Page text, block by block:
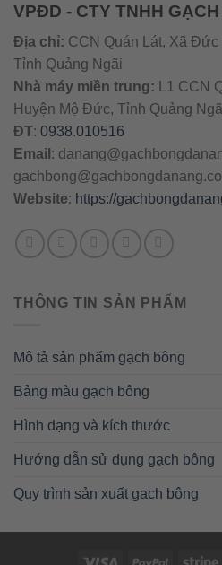
VPĐD - CTY TNHH
Địa chỉ: CCN Quán Lát, Xã
Tỉnh Quảng Ngãi
Nhà máy miền trung: L1 CCN
Huyện Mộ Đức, Tỉnh Quảng
ĐT: 0938.010516
Email :
Website: https://
THÔNG TIN SẢN PHẨM
Mô tả sản phẩm gạch bông
Bảng màu gạch bông
Hình dạng và kích thước
Hướng dẫn sử dụng gạch bông
Quy trình sản xuất gạch bông